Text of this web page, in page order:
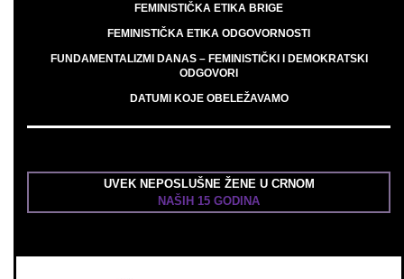
FEMINISTIČKA ETIKA BRIGE
FEMINISTIČKA ETIKA ODGOVORNOSTI
FUNDAMENTALIZMI DANAS – FEMINISTIČKI I DEMOKRATSKI
ODGOVORI
DATUMI KOJE OBELEŽAVAMO
UVEK NEPOSLUŠNE ŽENE U CRNOM
NAŠIH 15 GODINA